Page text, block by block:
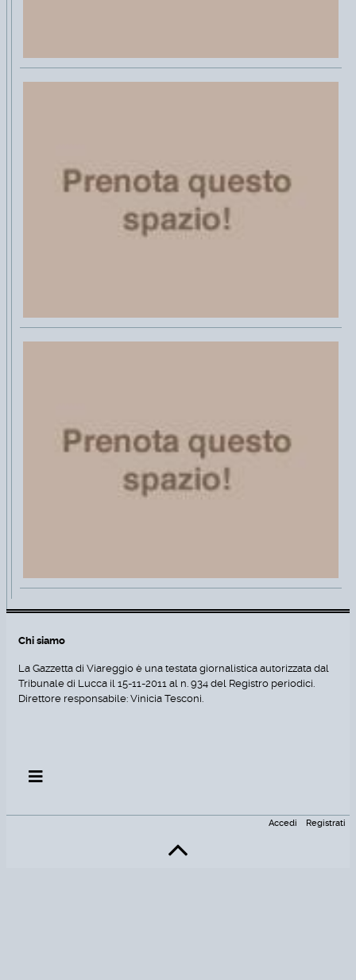
Chi siamo
La Gazzetta di Viareggio è una testata giornalistica autorizzata dal
Tribunale di Lucca il 15-11-2011 al n. 934 del Registro periodici.
Direttore responsabile: Vinicia Tesconi.
Accedi Registrati